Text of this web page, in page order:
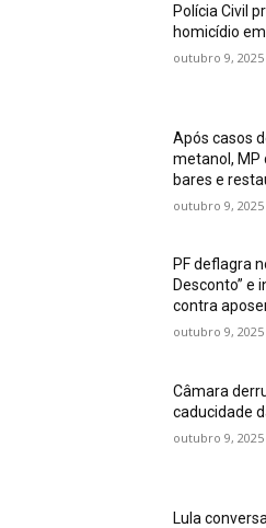
Polícia Civil
homicídio
outubro 9, 2025
Após casos
metanol, MP
bares e
outubro 9, 2025
PF deflagra
Desconto” e
contra
outubro 9, 2025
Câmara
caducidade
outubro 9, 2025
Lula